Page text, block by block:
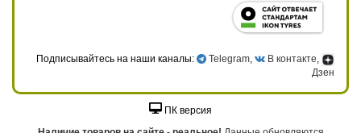
Подписывайтесь на наши каналы: Telegram, В контакте,
Дзен
ПК версия